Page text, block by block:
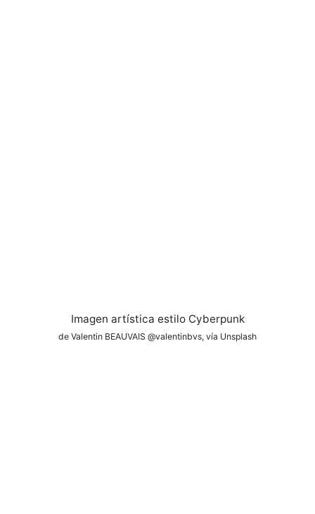
Imagen artística estilo Cyberpunk
de Valentin BEAUVAIS @valentinbvs, vía Unsplash